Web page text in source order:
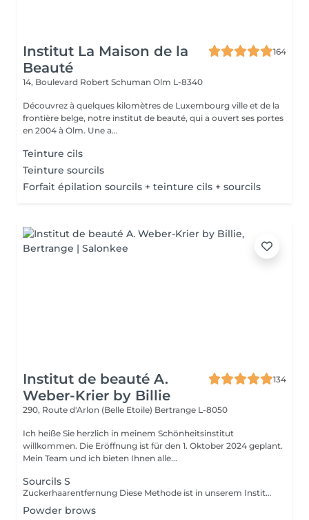
Institut La Maison de la
Beauté
164
14, Boulevard Robert Schuman Olm L-8340
Découvrez à quelques kilomètres de Luxembourg ville et de la
frontière belge, notre institut de beauté, qui a ouvert ses portes
en 2004 à Olm. Une a...
Teinture cils
Teinture sourcils
Forfait épilation sourcils + teinture cils + sourcils
Institut de beauté A.
Weber-Krier by Billie
134
290, Route d'Arlon (Belle Etoile) Bertrange L-8050
Ich heiße Sie herzlich in meinem Schönheitsinstitut
willkommen. Die Eröffnung ist für den 1. Oktober 2024 geplant.
Mein Team und ich bieten Ihnen alle...
Sourcils S
Zuckerhaarentfernung Diese Methode ist in unserem Institut sehr beliebt geworden. Die Zuckerpaste ist 100% natürlich. Sie basiert auf tausendjährigen Rezepten aus dem Nahen Osten und enthält ausschließlich Wasser und Zucker ohne chemische, aromatische oder färbende Substanzen. Die Paste ist hypoallergen und verursacht keine Hautreizungen. Sie gilt für alle Bereiche. Die Paste wird in das Follikel massiert, umhüllt die Haare, umgibt sie und schmiert sie. Die Extraktion erfolgt in natürlicher Haarwuchsrichtung. Es gibt keine gebrochenen Haare mehr im Follikel. Diese Technik verursacht keine Rötung oder Reizung der Haut. Ein nicht zu vernachlässigender Vorteil ist die Tatsache, dass Sie keine bestimmte Haarlänge haben müssen, da der Zucker anders als beim Wachs sehr kurze Haare effektiv entfernt. Wir empfehlen diese Methode auch Teenagern beim ersten Depilieren und bei Menschen, die eine vollständige Körperhaarentfernung wünschen, da sie viel weniger schmerzhaft ist als Wachsen.
Powder brows